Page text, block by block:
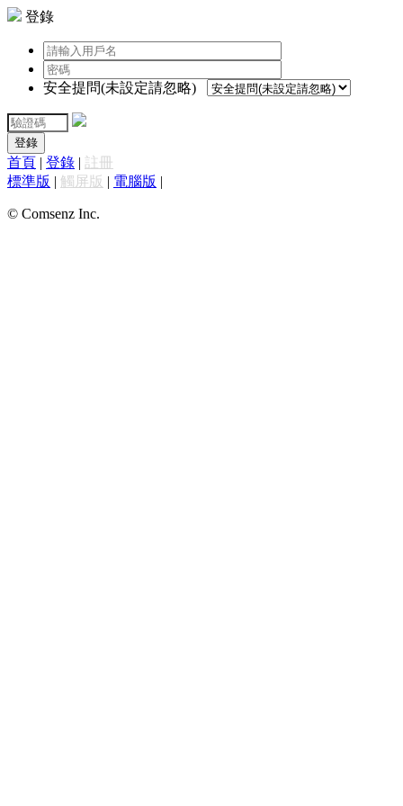
登錄
安全提問(未設定請忽略)
登錄
首頁 | 登錄 | 註冊
標準版 | 觸屏版 | 電腦版 |
© Comsenz Inc.